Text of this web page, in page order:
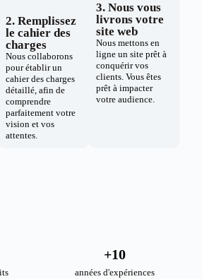
2. Remplissez
le cahier des
charges
Nous collaborons
pour établir un
cahier des charges
détaillé, afin de
comprendre
parfaitement votre
vision et vos
attentes.
3. Nous vous
livrons votre
site web
Nous mettons en
ligne un site prêt à
conquérir vos
clients. Vous êtes
prêt à impacter
votre audience.
années d'expériences
+10